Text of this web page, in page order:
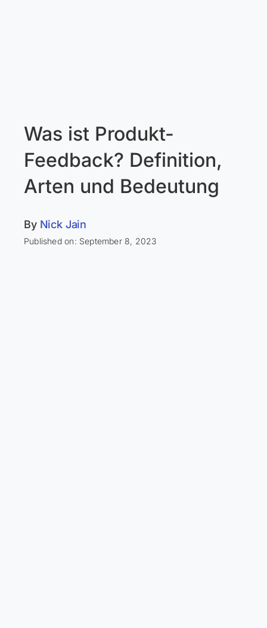
Was ist Produkt-
Feedback? Definition,
Arten und Bedeutung
By Nick Jain
Published on: September 8, 2023